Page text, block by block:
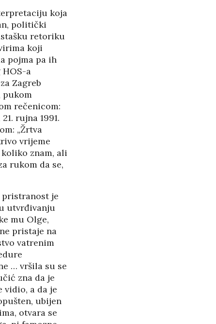
koja
politički
retoriku
koji
pojma pa ih
a
Zagreb
pukom
rečenicom:
rujna 1991.
„Žrtva
vrijeme
znam, ali
rukom da se,
pristranost je
utvrđivanju
mu Olge,
pristaje na
vatrenim
… vršila su se
zna da je
vidio, a da je
ubijen
otvara se